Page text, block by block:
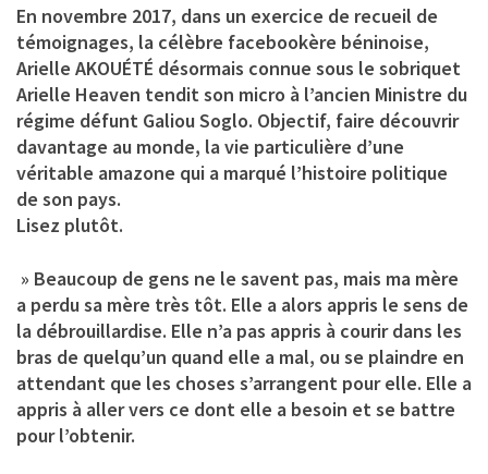
En novembre 2017, dans un exercice de recueil de
témoignages, la célèbre facebookère béninoise,
Arielle AKOUÉTÉ désormais connue sous le sobriquet
Arielle Heaven tendit son micro à l’ancien Ministre du
régime défunt Galiou Soglo. Objectif, faire découvrir
davantage au monde, la vie particulière d’une
véritable amazone qui a marqué l’histoire politique
de son pays.
Lisez plutôt.
» Beaucoup de gens ne le savent pas, mais ma mère
a perdu sa mère très tôt. Elle a alors appris le sens de
la débrouillardise. Elle n’a pas appris à courir dans les
bras de quelqu’un quand elle a mal, ou se plaindre en
attendant que les choses s’arrangent pour elle. Elle a
appris à aller vers ce dont elle a besoin et se battre
pour l’obtenir.